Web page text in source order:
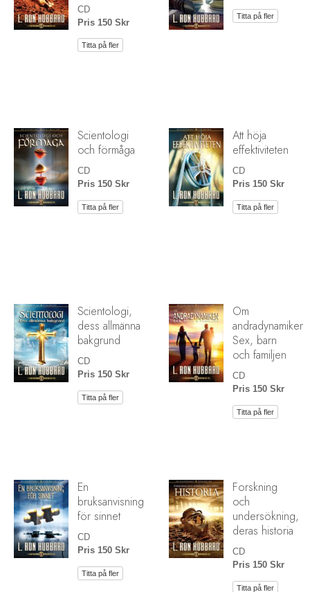
CD
Pris 150 Skr
Titta på fler
Titta på fler
Scientologi
och förmåga
CD
Pris 150 Skr
Titta på fler
Att höja
effektiviteten
CD
Pris 150 Skr
Titta på fler
Scientologi,
dess allmänna
bakgrund
CD
Pris 150 Skr
Titta på fler
Om
andradynamiken:
Sex, barn
och familjen
CD
Pris 150 Skr
Titta på fler
En
bruksanvisning
för sinnet
CD
Pris 150 Skr
Titta på fler
Forskning
och
undersökning,
deras historia
CD
Pris 150 Skr
Titta på fler